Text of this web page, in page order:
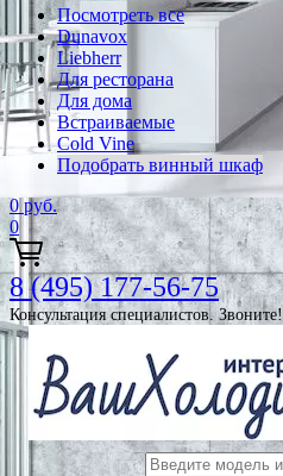
Посмотреть все
Dunavox
Liebherr
Для ресторана
Для дома
Встраиваемые
Cold Vine
Подобрать винный шкаф
0 руб.
0
8 (495) 177-56-75
Консультация специалистов. Звоните!